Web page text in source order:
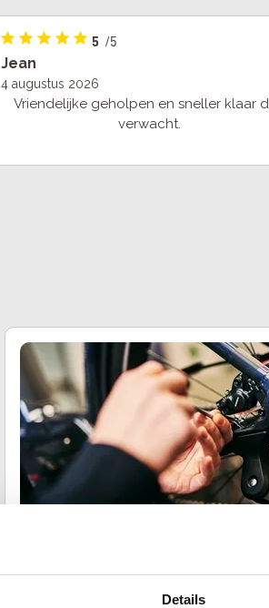
Details
5 /5
Jean
4 augustus 2026
Vriendelijke geholpen en sneller klaar
verwacht.